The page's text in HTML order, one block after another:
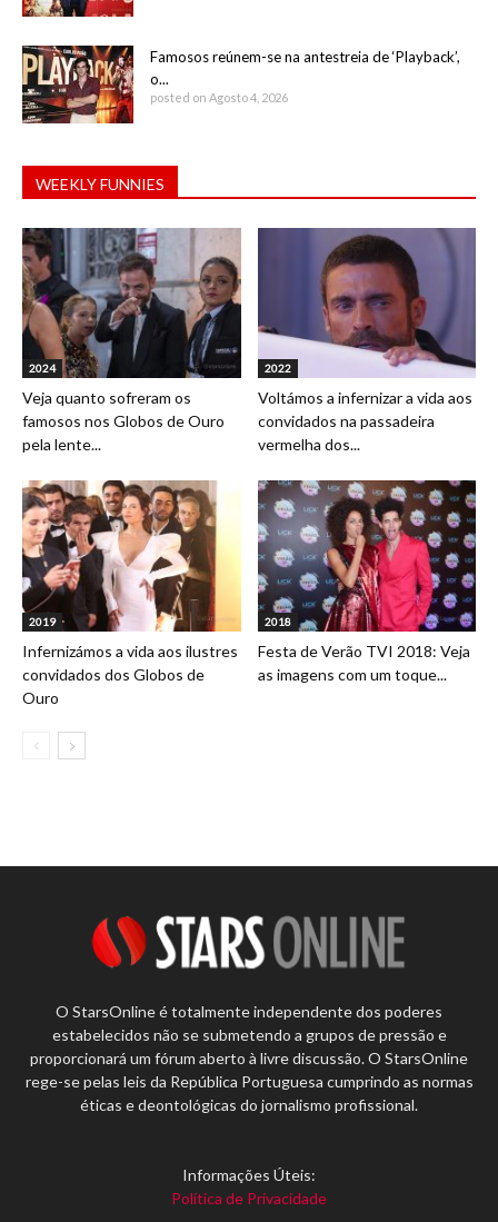
Famosos reúnem-se na antestreia de ‘Playback’,
o...
posted on Agosto 4, 2026
WEEKLY FUNNIES
2024
Veja quanto sofreram os
famosos nos Globos de Ouro
pela lente...
2022
Voltámos a infernizar a vida aos
convidados na passadeira
vermelha dos...
2019
Infernizámos a vida aos ilustres
convidados dos Globos de
Ouro
2018
Festa de Verão TVI 2018: Veja
as imagens com um toque...
O StarsOnline é totalmente independente dos poderes
estabelecidos não se submetendo a grupos de pressão e
proporcionará um fórum aberto à livre discussão. O StarsOnline
rege-se pelas leis da República Portuguesa cumprindo as normas
éticas e deontológicas do jornalismo profissional.
Informações Úteis:
Política de Privacidade